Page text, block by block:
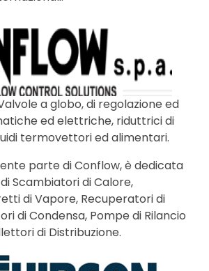
a globo, di regolazione ed
ed elettriche, riduttrici di
termovettori ed alimentari.
parte di Conflow, è dedicata
Scambiatori di Calore,
di Vapore, Recuperatori di
di Condensa, Pompe di Rilancio
di Distribuzione.